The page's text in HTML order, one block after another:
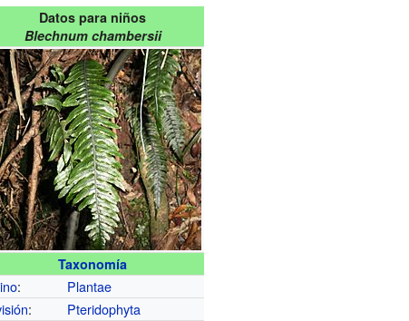
Datos para niños
Blechnum chambersii
Taxonomía
:
Plantae
:
Pteridophyta